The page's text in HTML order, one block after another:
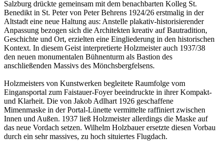
Salzburg drückte gemeinsam mit dem benachbarten Kolleg St.
Benedikt in St. Peter von Peter Behrens 1924/26 erstmalig in der
Altstadt eine neue Haltung aus: Anstelle plakativ-historisierender
Anpassung bezogen sich die Architekten kreativ auf Bautradition,
Geschichte und Ort, erzielten eine Eingliederung in den historischen
Kontext. In diesem Geist interpretierte Holzmeister auch 1937/38
den neuen monumentalen Bühnenturm als Bastion des
anschließenden Massivs des Mönchsbergfelsens.
Holzmeisters von Kunstwerken begleitete Raumfolge vom
Eingansportal zum Faistauer-Foyer beeindruckte in ihrer Kompakt-
und Klarheit. Die von Jakob Adlhart 1926 geschaffene
Mimenmaske in der Portal-Lünette vermittelte raffiniert zwischen
Innen und Außen. 1937 ließ Holzmeister allerdings die Maske auf
das neue Vordach setzen. Wilhelm Holzbauer ersetzte diesen Vorbau
durch ein sehr massives, zu hoch situiertes Flugdach.